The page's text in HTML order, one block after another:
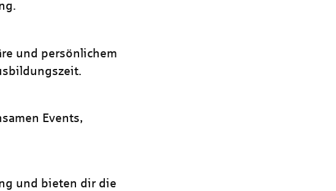
und persönlichem
Events,
und bieten dir die